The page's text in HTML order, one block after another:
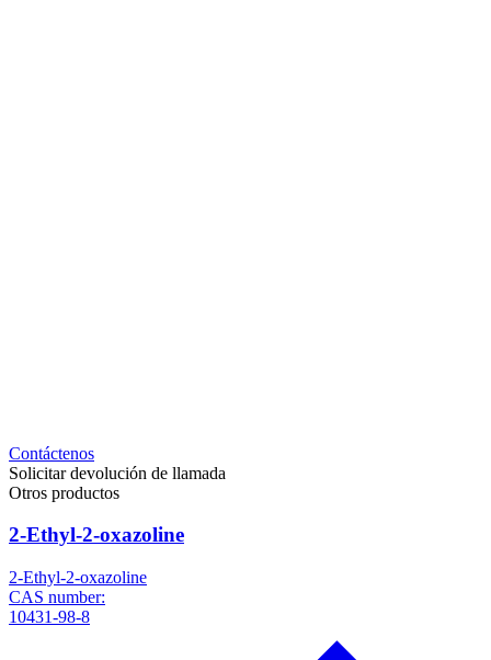
Contáctenos
Solicitar devolución de llamada
Otros productos
2-Ethyl-2-oxazoline
2-Ethyl-2-oxazoline
CAS number:
10431-98-8